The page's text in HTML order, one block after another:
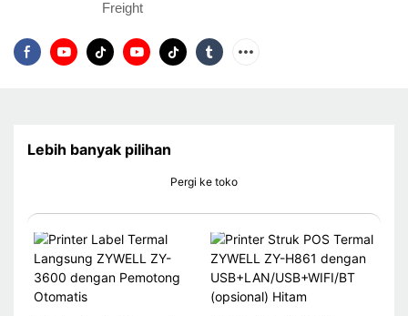
Freight
Lebih banyak pilihan
Pergi ke toko